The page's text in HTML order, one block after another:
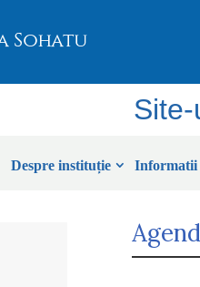
Despre instituție Informatii